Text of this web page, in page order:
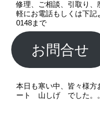
修理、ご相談、引取り
軽にお電話もしくは下記
0148まで
お問合せ
本日も寒い中、皆々様
ート 山しげ でした。